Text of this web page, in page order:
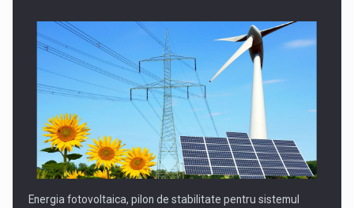
CEO Conference - Shaping The Future - Technology and…
Energia fotovoltaica, pilon de stabilitate pentru sistemul